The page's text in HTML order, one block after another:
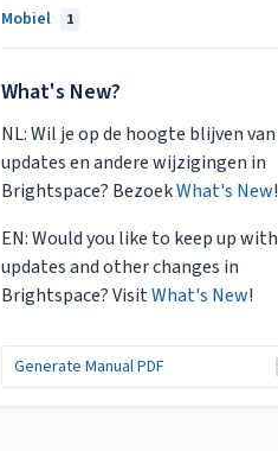
Mobiel 1
What's New?
NL: Wil je op de hoogte blijven van
updates en andere wijzigingen in
Brightspace? BezoekWhat's New!
EN: Would you like to keep up with
updates and other changes in
Brightspace? VisitWhat's New!
Generate Manual PDF